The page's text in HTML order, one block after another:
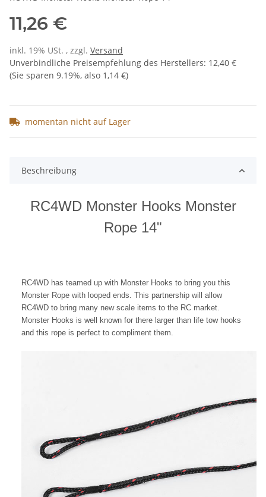
11,26 €
inkl. 19% USt. , zzgl. Versand
Unverbindliche Preisempfehlung des Herstellers: 12,40 €
(Sie sparen 9.19%, also 1,14 €)
momentan nicht auf Lager
Beschreibung
RC4WD Monster Hooks Monster
Rope 14"
RC4WD has teamed up with Monster Hooks to bring you this
Monster Rope with looped ends. This partnership will allow
RC4WD to bring many new scale items to the RC market.
Monster Hooks is well known for there larger than life tow hooks
and this rope is perfect to compliment them.